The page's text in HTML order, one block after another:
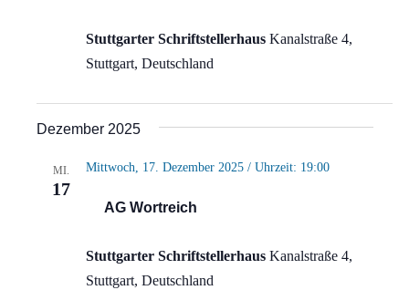
Stuttgarter Schriftstellerhaus Kanalstraße 4,
Stuttgart, Deutschland
Dezember 2025
MI.
17
AG Wortreich
Mittwoch, 17. Dezember 2025 / Uhrzeit: 19:00
Stuttgarter Schriftstellerhaus Kanalstraße 4,
Stuttgart, Deutschland